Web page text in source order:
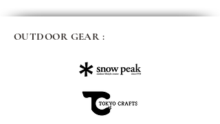
OUTDOOR GEAR :